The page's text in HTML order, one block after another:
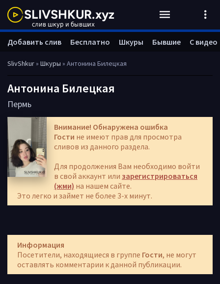
SlivShkur» Шкуры » Антонина Билецкая
Антонина Билецкая
Пермь
Внимание! Обнаружена ошибка
Гости не имеют прав для просмотра
сливов из данного раздела.
Для продолжения Вам необходимо войти
в свой аккаунт или зарегистрироваться
(жми) на нашем сайте.
Это легко и займет не более 3-х минут.
Информация
Посетители, находящиеся в группе Гости, не могут
оставлять комментарии к данной публикации.
Добавить слив Бесплатно Шкуры Бывшие С видео